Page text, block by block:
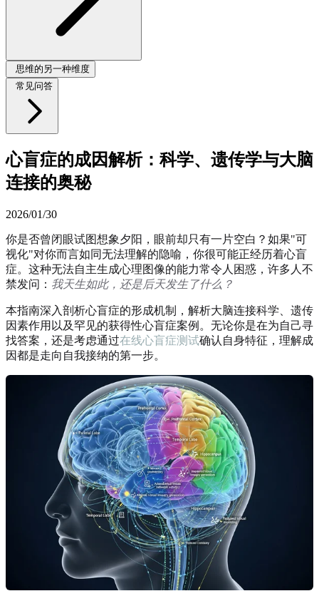
思维的另一种维度
常见问答
心盲症的成因解析：科学、遗传学与大脑
连接的奥秘
2026/01/30
你是否曾闭眼试图想象夕阳，眼前却只有一片空白？如果"可
视化"对你而言如同无法理解的隐喻，你很可能正经历着心盲
症。这种无法自主生成心理图像的能力常令人困惑，许多人不
禁发问： 我天生如此，还是后天发生了什么？
本指南深入剖析心盲症的形成机制，解析大脑连接科学、遗传
因素作用以及罕见的获得性心盲症案例。无论你是在为自己寻
找答案，还是考虑通过在线心盲症测试确认自身特征，理解成
因都是走向自我接纳的第一步。